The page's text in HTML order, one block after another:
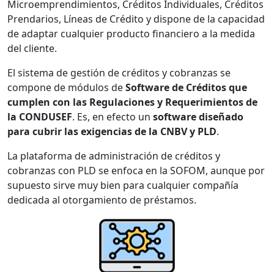
Microemprendimientos, Créditos Individuales, Créditos
Prendarios, Líneas de Crédito y dispone de la capacidad
de adaptar cualquier producto financiero a la medida
del cliente.
El sistema de gestión de créditos y cobranzas se
compone de módulos deSoftware de Créditos que
cumplen con las Regulaciones y Requerimientos de
la CONDUSEF. Es, en efecto un software diseñado
para cubrir las exigencias de la CNBV y PLD.
La plataforma de administración de créditos y
cobranzas con PLD se enfoca en la SOFOM, aunque por
supuesto sirve muy bien para cualquier compañía
dedicada al otorgamiento de préstamos.